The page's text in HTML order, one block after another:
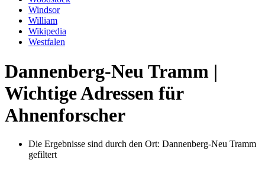
Windsor
William
Wikipedia
Westfalen
Dannenberg-Neu Tramm |
Wichtige Adressen für
Ahnenforscher
Die Ergebnisse sind durch den Ort: Dannenberg-Neu Tramm
gefiltert